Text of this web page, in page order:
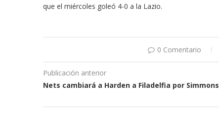
que el miércoles goleó 4-0 a la Lazio.
0 Comentario
Publicación anterior
Nets cambiará a Harden a Filadelfia por Simmons